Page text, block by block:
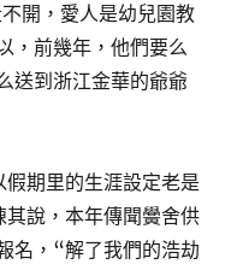
開，愛人是幼兒園教
，前幾年，他們要么
送到浙江金華的爺爺
期里的生涯設定老是
說，本年傳聞黌舍供
名，“解了我們的浩劫